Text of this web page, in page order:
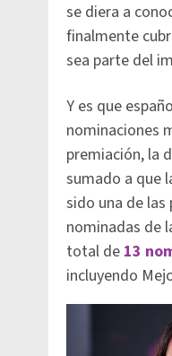
se diera a
finalmente
sea parte del
Y es que
nominaciones
premiación, la
sumado a que
sido una de las
nominadas de
total de 13
incluyendo